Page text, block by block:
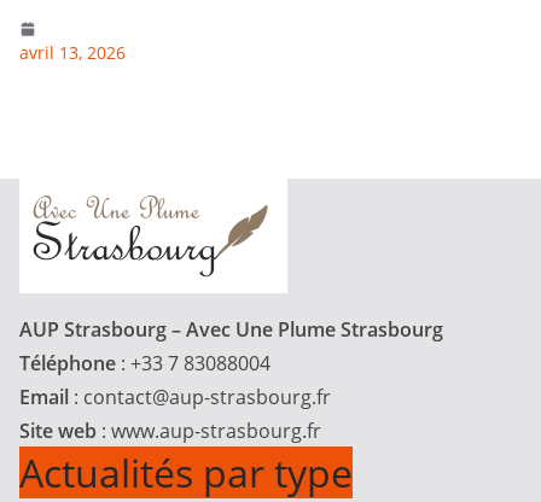
avril 13, 2026
AUP Strasbourg – Avec Une Plume Strasbourg
Téléphone : +33 7 83088004
Email : contact@aup-strasbourg.fr
Site web : www.aup-strasbourg.fr
Actualités par type